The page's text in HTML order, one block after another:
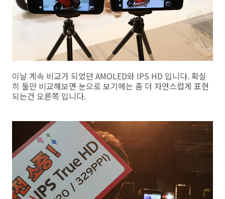
이날 계속 비교가 되었던 AMOLED와 IPS HD 입니다. 확실
히 둘만 비교해보면 눈으로 보기에는 좀 더 자연스럽게 표현
되는건 오른쪽 입니다.